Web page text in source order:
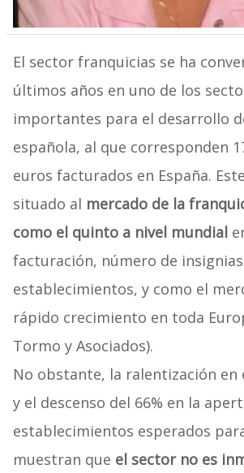
El sector franquicias se ha
últimos años en uno de los
importantes para el desarrollo
española, al que corresponden
euros facturados en España.
situado al mercado de la
como el quinto a nivel mundial
facturación, número de
establecimientos, y como el
rápido crecimiento en toda
Tormo y Asociados).
No obstante, la ralentización en
y el descenso del 66% en la
establecimientos esperados
muestran que el sector no es